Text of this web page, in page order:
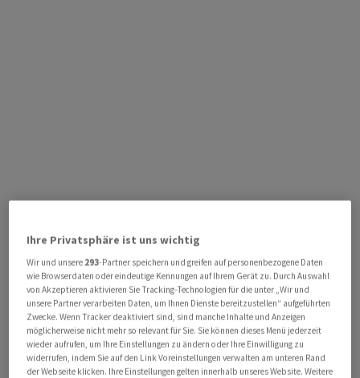
Ihre Privatsphäre ist uns wichtig
Wir und unsere 293-Partner speichern und greifen auf personenbezogene Daten
wie Browserdaten oder eindeutige Kennungen auf Ihrem Gerät zu. Durch Auswahl
von Akzeptieren aktivieren Sie Tracking-Technologien für die unter „Wir und
unsere Partner verarbeiten Daten, um Ihnen Dienste bereitzustellen“ aufgeführten
Zwecke. Wenn Tracker deaktiviert sind, sind manche Inhalte und Anzeigen
möglicherweise nicht mehr so relevant für Sie. Sie können dieses Menü jederzeit
wieder aufrufen, um Ihre Einstellungen zu ändern oder Ihre Einwilligung zu
widerrufen, indem Sie auf den Link Voreinstellungen verwalten am unteren Rand
der Webseite klicken. Ihre Einstellungen gelten innerhalb unseres Website. Weitere